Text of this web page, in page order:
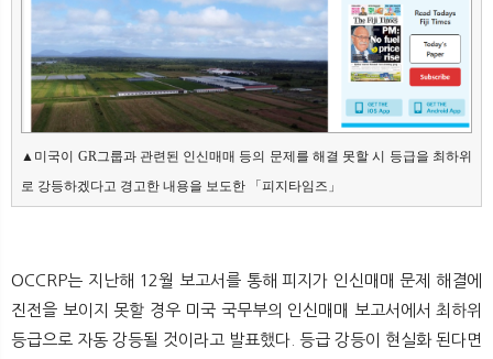
▲미국이 GR그룹과 관련된 인신매매 등의 문제를 해결 못할 시 등급을 최하위
로 강등하겠다고 경고한 내용을 보도한 「피지타임즈」
OCCRP는 지난해 12월 보고서를 통해 피지가 인신매매 문제 해결에
진전을 보이지 못할 경우 미국 국무부의 인신매매 보고서에서 최하위
등급으로 자동 강등될 것이라고 발표했다. 등급 강등이 현실화 된다면